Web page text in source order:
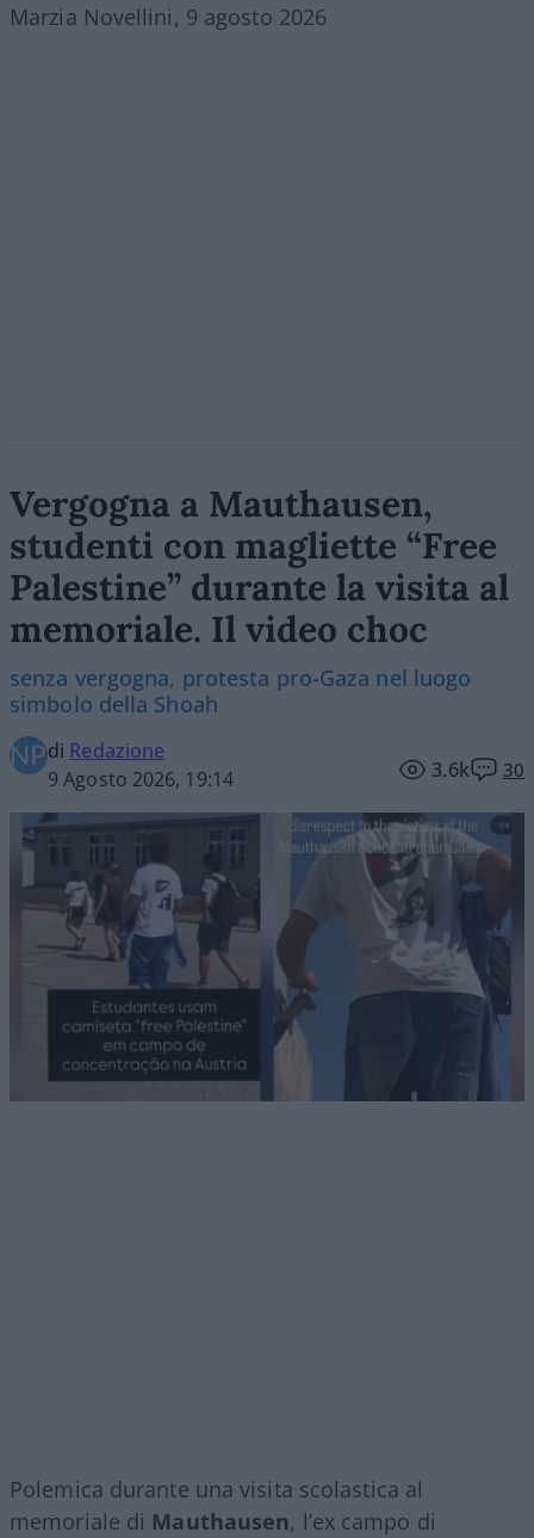
Marzia Novellini, 9 agosto 2026
Vergogna a Mauthausen,
studenti con magliette “Free
Palestine” durante la visita al
memoriale. Il video choc
senza vergogna, protesta pro-Gaza nel luogo
simbolo della Shoah
di Redazione
9 Agosto 2026, 19:14
3.6k 30
Polemica durante una visita scolastica al
memoriale di Mauthausen, l’ex campo di